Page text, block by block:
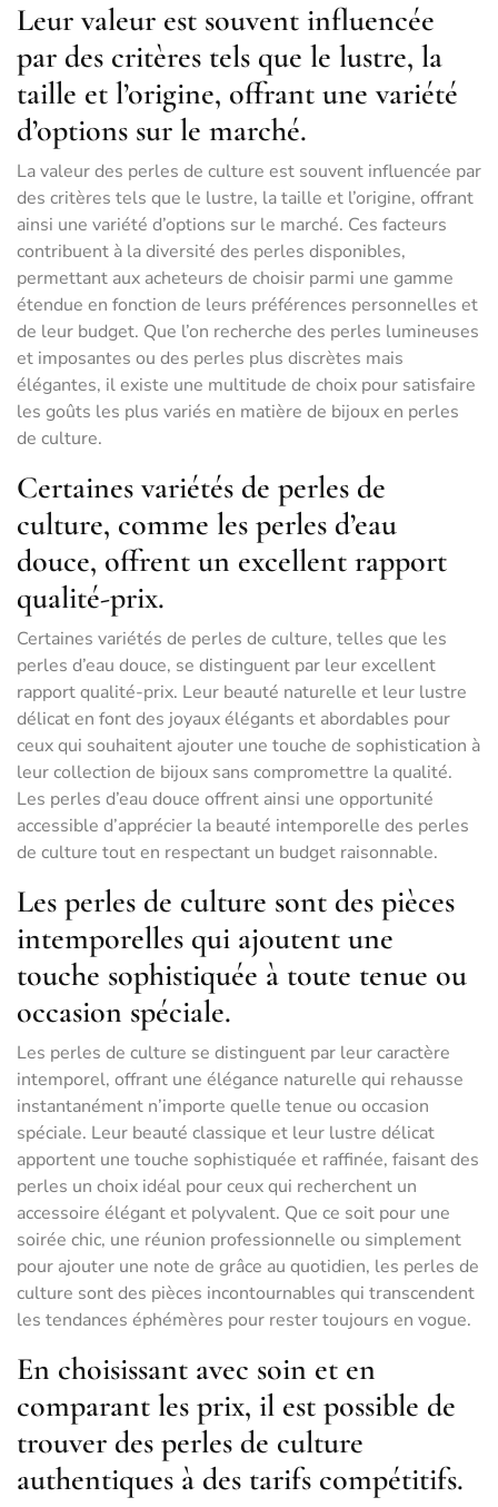
Leur valeur est souvent influencée
par des critères tels que le lustre, la
taille et l’origine, offrant une variété
d’options sur le marché.
La valeur des perles de culture est souvent influencée par
des critères tels que le lustre, la taille et l’origine, offrant
ainsi une variété d’options sur le marché. Ces facteurs
contribuent à la diversité des perles disponibles,
permettant aux acheteurs de choisir parmi une gamme
étendue en fonction de leurs préférences personnelles et
de leur budget. Que l’on recherche des perles lumineuses
et imposantes ou des perles plus discrètes mais
élégantes, il existe une multitude de choix pour satisfaire
les goûts les plus variés en matière de bijoux en perles
de culture.
Certaines variétés de perles de
culture, comme les perles d’eau
douce, offrent un excellent rapport
qualité-prix.
Certaines variétés de perles de culture, telles que les
perles d’eau douce, se distinguent par leur excellent
rapport qualité-prix. Leur beauté naturelle et leur lustre
délicat en font des joyaux élégants et abordables pour
ceux qui souhaitent ajouter une touche de sophistication à
leur collection de bijoux sans compromettre la qualité.
Les perles d’eau douce offrent ainsi une opportunité
accessible d’apprécier la beauté intemporelle des perles
de culture tout en respectant un budget raisonnable.
Les perles de culture sont des pièces
intemporelles qui ajoutent une
touche sophistiquée à toute tenue ou
occasion spéciale.
Les perles de culture se distinguent par leur caractère
intemporel, offrant une élégance naturelle qui rehausse
instantanément n’importe quelle tenue ou occasion
spéciale. Leur beauté classique et leur lustre délicat
apportent une touche sophistiquée et raffinée, faisant des
perles un choix idéal pour ceux qui recherchent un
accessoire élégant et polyvalent. Que ce soit pour une
soirée chic, une réunion professionnelle ou simplement
pour ajouter une note de grâce au quotidien, les perles de
culture sont des pièces incontournables qui transcendent
les tendances éphémères pour rester toujours en vogue.
En choisissant avec soin et en
comparant les prix, il est possible de
trouver des perles de culture
authentiques à des tarifs compétitifs.